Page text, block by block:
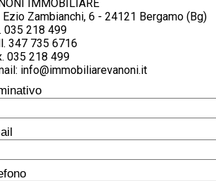
IMMOBILIARE
Ezio Zambianchi, 6 - 24121 Bergamo (Bg)
035 218 499
347 735 6716
035 218 499
info@immobiliarevanoni.it